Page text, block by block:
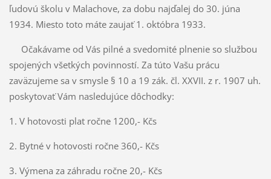
ľudovú školu v Malachove, za dobu najďalej do 30. júna
1934. Miesto toto máte zaujať 1. októbra 1933.
Očakávame od Vás pilné a svedomité plnenie so službou
spojených všetkých povinností. Za túto Vašu prácu
zaväzujeme sa v smysle § 10 a 19 zák. čl. XXVII. z r. 1907 uh.
poskytovať Vám nasledujúce dôchodky:
1. V hotovosti plat ročne 1200,- Kčs
2. Bytné v hotovosti ročne 360,- Kčs
3. Výmena za záhradu ročne 20,- Kčs